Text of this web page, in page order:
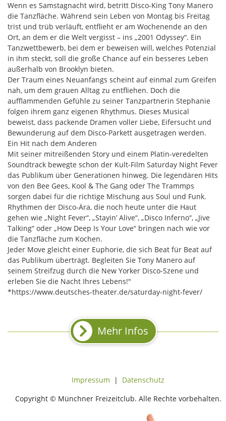
Wenn es Samstagnacht wird, betritt Disco-King Tony Manero
die Tanzfläche. Während sein Leben von Montag bis Freitag
trist und trüb verläuft, entflieht er am Wochenende an den
Ort, an dem er die Welt vergisst – ins „2001 Odyssey“. Ein
Tanzwettbewerb, bei dem er beweisen will, welches Potenzial
in ihm steckt, soll die große Chance auf ein besseres Leben
außerhalb von Brooklyn bieten.
Der Traum eines Neuanfangs scheint auf einmal zum Greifen
nah, um dem grauen Alltag zu entfliehen. Doch die
aufflammenden Gefühle zu seiner Tanzpartnerin Stephanie
folgen ihrem ganz eigenen Rhythmus. Dieses Musical
beweist, dass packende Dramen voller Liebe, Eifersucht und
Bewunderung auf dem Disco-Parkett ausgetragen werden.
Ein Hit nach dem Anderen
Mit seiner mitreißenden Story und einem Platin-veredelten
Soundtrack bewegte schon der Kult-Film Saturday Night Fever
das Publikum über Generationen hinweg. Die legendären Hits
von den Bee Gees, Kool & The Gang oder The Trammps
sorgen dabei für die richtige Mischung aus Soul und Funk.
Rhythmen der Disco-Ära, die noch heute unter die Haut
gehen wie „Night Fever“, „Stayin’ Alive“, „Disco Inferno“, „Jive
Talking“ oder „How Deep Is Your Love“ bringen nach wie vor
die Tanzfläche zum Kochen.
Jeder Move gleicht einer Euphorie, die sich Beat für Beat auf
das Publikum überträgt. Begleiten Sie Tony Manero auf
seinem Streifzug durch die New Yorker Disco-Szene und
erleben Sie die Nacht Ihres Lebens!"
*https://www.deutsches-theater.de/saturday-night-fever/
Mehr Infos
Impressum | Datenschutz
Copyright © Münchner Freizeitclub. Alle Rechte vorbehalten.